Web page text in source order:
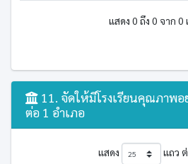
แสดง 0 ถึง 0 จาก 0
11. จัดให้มีโรงเรียนคุณภาพอ
ต่อ 1 อำเภอ
แสดง แถว